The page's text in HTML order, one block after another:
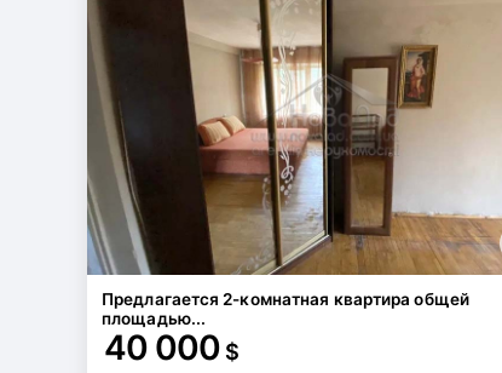
Предлагается 2-комнатная квартира общей
площадью...
40 000 $